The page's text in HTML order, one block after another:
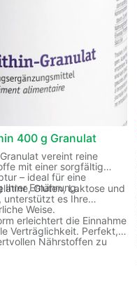
400 g Granulat
vereint reine
mit einer sorgfältig
– ideal für eine
Ihrer Ernährung.
Gluten, Laktose und
unterstützt es Ihre
Weise.
erleichtert die Einnahme
Verträglichkeit. Perfekt,
Nährstoffen zu